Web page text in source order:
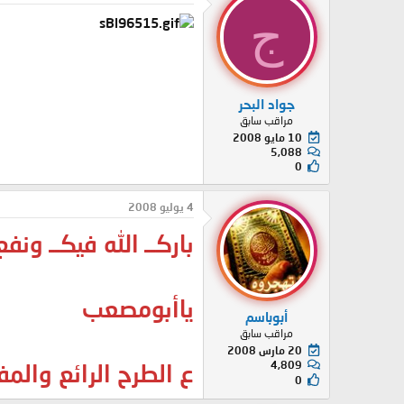
ج
جواد البحر
مراقب سابق
10 مايو 2008
5,088
0
أبوباسم
مراقب سابق
20 مارس 2008
4,809
0
4 يوليو 2008
باركــ الله فيكــ
ياأبومصعب
ع الطرح الرائع